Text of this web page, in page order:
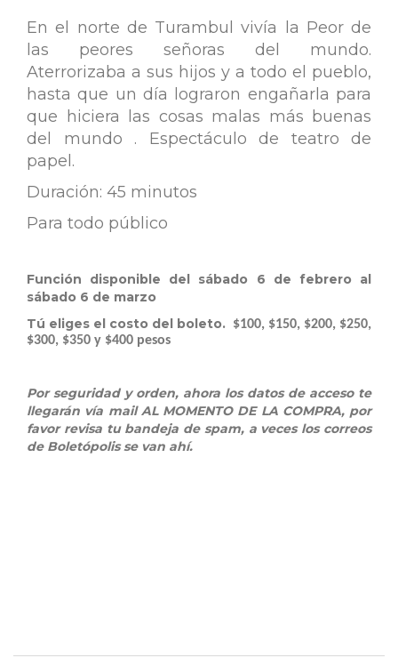
En el norte de Turambul vivía la Peor de
las peores señoras del mundo.
Aterrorizaba a sus hijos y a todo el pueblo,
hasta que un día lograron engañarla para
que hiciera las cosas malas más buenas
del mundo . Espectáculo de teatro de
papel.
Duración: 45 minutos
Para todo público
Función disponible del sábado 6 de febrero al
sábado 6 de marzo
Tú eliges el costo del boleto. $100, $150, $200, $250,
$300, $350 y $400 pesos
Por seguridad y orden, ahora los datos de acceso te
llegarán vía mail AL MOMENTO DE LA COMPRA, por
favor revisa tu bandeja de spam, a veces los correos
de Boletópolis se van ahí.